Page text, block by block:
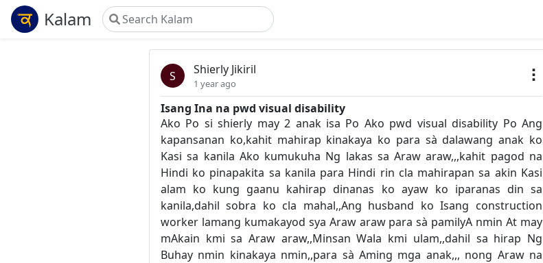
Kalam
S Shierly Jikiril
1 year ago
Isang Ina na pwd visual disability
Ako Po si shierly may 2 anak isa Po Ako pwd visual disability Po Ang
kapansanan ko,kahit mahirap kinakaya ko para sà dalawang anak ko
Kasi sa kanila Ako kumukuha Ng lakas sa Araw araw,,,kahit pagod na
Hindi ko pinapakita sa kanila para Hindi rin cla mahirapan sa akin Kasi
alam ko kung gaanu kahirap dinanas ko ayaw ko iparanas din sa
kanila,dahil sobra ko cla mahal,,Ang husband ko Isang construction
worker lamang kumakayod sya Araw araw para sà pamilyA nmin At may
mAkain kmi sa Araw araw,,Minsan Wala kmi ulam,,dahil sa hirap Ng
Buhay nmin kinakaya nmin,,para sà Aming mga anak,,, nong Araw na